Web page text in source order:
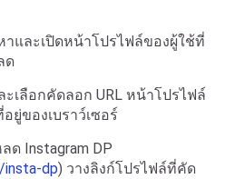
าและเปิดหน้าโปรไฟล์ของผู้ใช้ที่
ด
เลือกคัดลอก URL หน้าโปรไฟล์
ยู่ของเบราว์เซอร์
ด Instagram DP
dp) วางลิงก์โปรไฟล์ที่คัด